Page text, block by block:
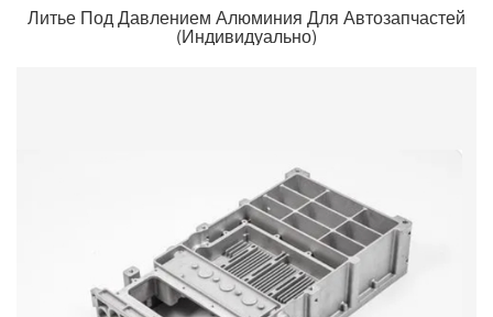
Литье Под Давлением Алюминия Для Автозапчастей
(индивидуально)